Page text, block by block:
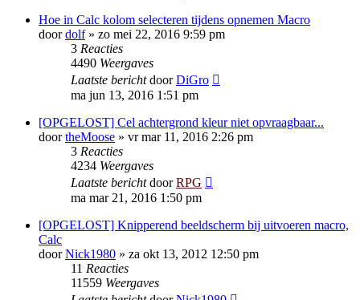
Hoe in Calc kolom selecteren tijdens opnemen Macro
doordolf» zo mei 22, 2016 9:59 pm
3 Reacties
4490 Weergaves
Laatste berichtdoorDiGro
ma jun 13, 2016 1:51 pm
[OPGELOST] Cel achtergrond kleur niet opvraagbaar...
doortheMoose » vr mar 11, 2016 2:26 pm
3 Reacties
4234 Weergaves
Laatste berichtdoorRPG
ma mar 21, 2016 1:50 pm
[OPGELOST] Knipperend beeldscherm bij uitvoeren macro,
Calc
doorNick1980 » za okt 13, 2012 12:50 pm
11 Reacties
11559 Weergaves